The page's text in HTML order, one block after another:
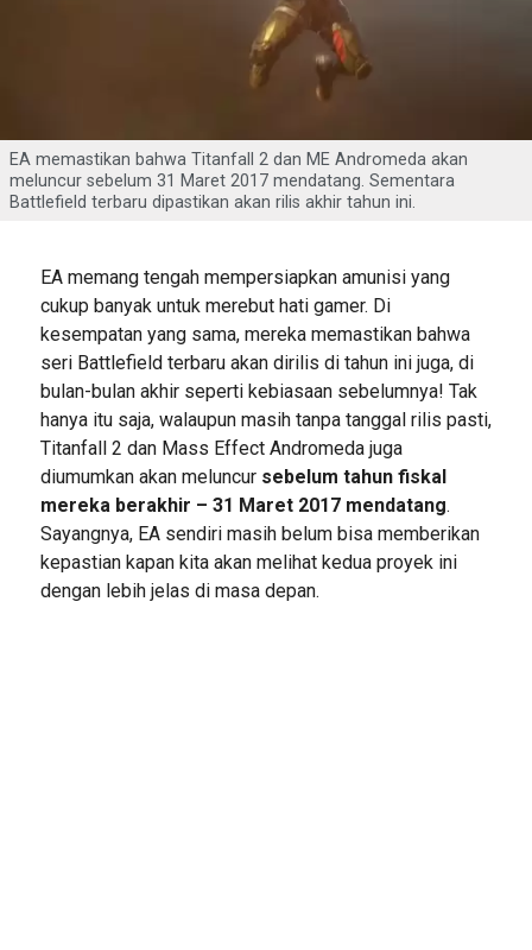
EA memastikan bahwa Titanfall 2 dan ME Andromeda akan
meluncur sebelum 31 Maret 2017 mendatang. Sementara
Battlefield terbaru dipastikan akan rilis akhir tahun ini.
EA memang tengah mempersiapkan amunisi yang
cukup banyak untuk merebut hati gamer. Di
kesempatan yang sama, mereka memastikan bahwa
seri Battlefield terbaru akan dirilis di tahun ini juga, di
bulan-bulan akhir seperti kebiasaan sebelumnya! Tak
hanya itu saja, walaupun masih tanpa tanggal rilis pasti,
Titanfall 2 dan Mass Effect Andromeda juga
diumumkan akan meluncur sebelum tahun fiskal
mereka berakhir – 31 Maret 2017 mendatang.
Sayangnya, EA sendiri masih belum bisa memberikan
kepastian kapan kita akan melihat kedua proyek ini
dengan lebih jelas di masa depan.